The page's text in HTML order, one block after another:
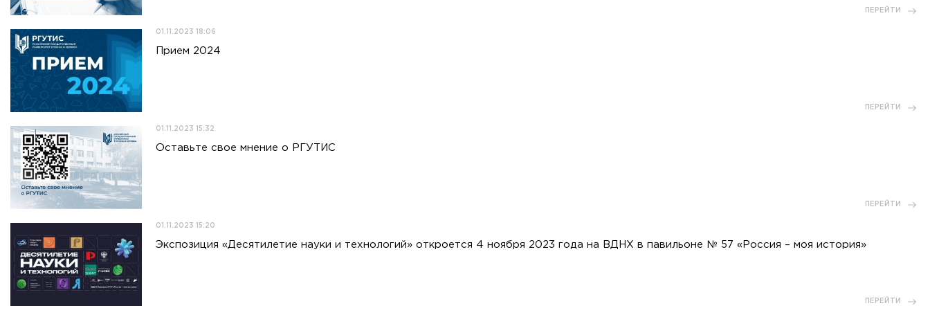
ПЕРЕЙТИ
01.11.2023 18:06
Прием 2024
ПЕРЕЙТИ
01.11.2023 15:32
Оставьте свое мнение о РГУТИС
ПЕРЕЙТИ
01.11.2023 15:20
Экспозиция «Десятилетие науки и технологий» откроется 4 ноября 2023 года на ВДНХ в павильоне № 57 «Россия – моя история»
ПЕРЕЙТИ